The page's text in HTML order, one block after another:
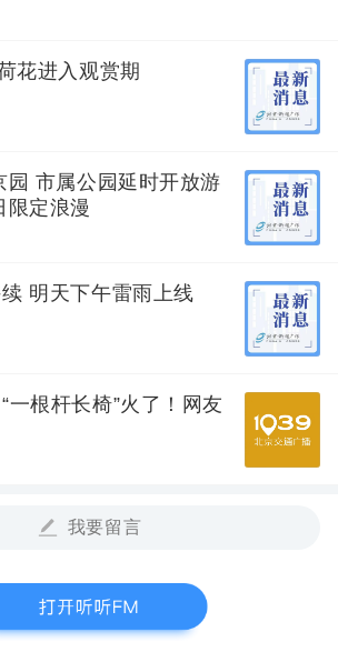
花进入观赏期
放游
限定浪漫
明天下午雷雨上线
一根杆长椅”火了！网友
我要留言